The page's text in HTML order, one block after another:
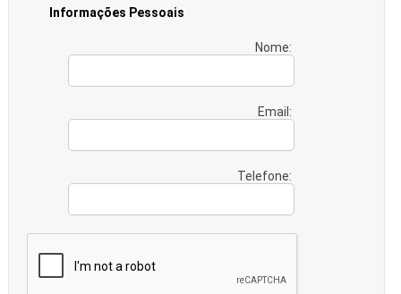
Informações Pessoais
Nome:
Email:
Telefone: